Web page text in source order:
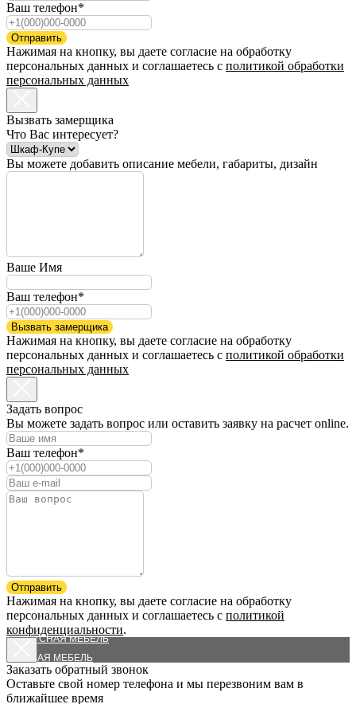
ГАРДЕРОБНЫЕ
КУХНИ
МЕЖКОМНАТНЫЕ ПЕРЕГОРОДКИ
КОРПУСНАЯ МЕБЕЛЬ
ДЕТСКАЯ МЕБЕЛЬ
ВЫСТАВОЧНЫЕ ОБРАЗЦЫ
СИСТЕМЫ И ФУРНИТУРА
Ваш телефон*
Отправить
Нажимая на кнопку, вы даете согласие на обработку
персональных данных и соглашаетесь c политикой обработки
персональных данных
Вызвать замерщика
Что Вас интересует?
Вы можете добавить описание мебели, габариты, дизайн
Ваше Имя
Ваш телефон*
Вызвать замерщика
Нажимая на кнопку, вы даете согласие на обработку
персональных данных и соглашаетесь c политикой обработки
персональных данных
Задать вопрос
Вы можете задать вопрос или оставить заявку на расчет online.
Ваш телефон*
Отправить
Нажимая на кнопку, вы даете согласие на обработку
персональных данных и соглашаетесь c политикой
конфиденциальности.
Заказать обратный звонок
Оставьте свой номер телефона и мы перезвоним вам в
ближайшее время